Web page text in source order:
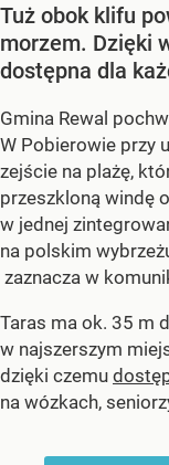
Tuż obok klifu
morzem. Dzięki
dostępna dla
Gmina Rewal
W Pobierowie przy
zejście na plażę,
przeszkloną windę
w jednej
na polskim
zaznacza w
Taras ma ok. 35 m
w najszerszym
dzięki czemu
na wózkach,